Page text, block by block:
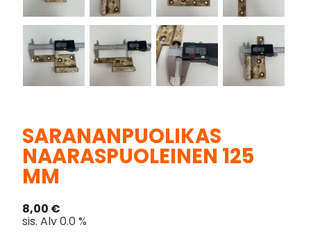
SARANANPUOLIKAS
NAARASPUOLEINEN 125
MM
8,00 €
sis. Alv 0.0 %